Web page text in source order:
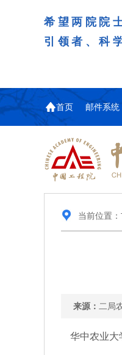
希望两院院
引领者、科
首页 邮件系统
当前位置：
来源： 二局
华中农业大